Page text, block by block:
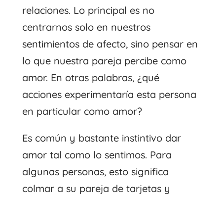
relaciones. Lo principal es no
centrarnos solo en nuestros
sentimientos de afecto, sino pensar en
lo que nuestra pareja percibe como
amor. En otras palabras, ¿qué
acciones experimentaría esta persona
en particular como amor?
Es común y bastante instintivo dar
amor tal como lo sentimos. Para
algunas personas, esto significa
colmar a su pareja de tarjetas y